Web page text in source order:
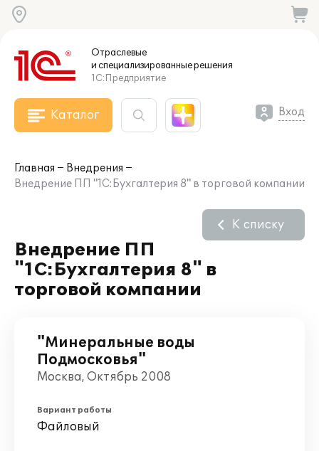
Отраслевые
и специализированныерешения
1С:Предприятие
Каталог Вход
Главная
Внедрения
Внедрение ПП "1С:Бухгалтерия 8" в торговой компании
Внедрение ПП
"1С:Бухгалтерия 8" в
торговой компании
К списку
"Минеральные воды
Подмосковья"
Москва, Октябрь 2008
Вариант работы
Файловый